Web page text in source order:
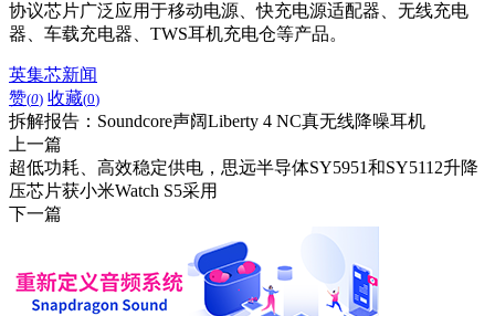
协议芯片广泛应用于移动电源、快充电源适配器、无线充电
器、车载充电器、TWS耳机充电仓等产品。
英集芯新闻
赞(0) 收藏(0)
拆解报告：Soundcore声阔Liberty 4 NC真无线降噪耳机
上一篇
超低功耗、高效稳定供电，思远半导体SY5951和SY5112升降
压芯片获小米Watch S5采用
下一篇